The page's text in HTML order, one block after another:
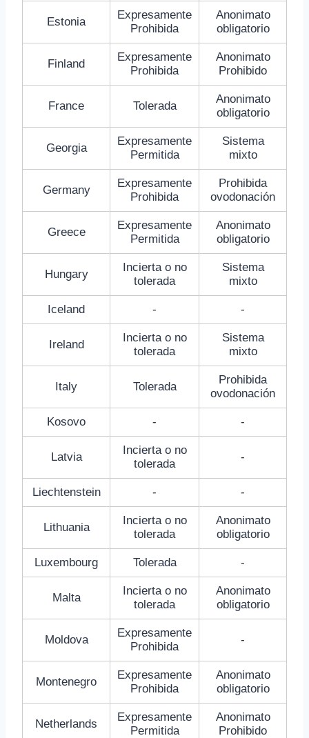
Estonia
Expresamente
Prohibida
Anonimato
obligatorio
Finland
Expresamente
Prohibida
Anonimato
Prohibido
France Tolerada
Anonimato
obligatorio
Georgia
Expresamente
Permitida
Sistema
mixto
Germany
Expresamente
Prohibida
Prohibida
ovodonación
Greece
Expresamente
Permitida
Anonimato
obligatorio
Hungary
Incierta o no
tolerada
Sistema
mixto
Iceland - -
Ireland
Incierta o no
tolerada
Sistema
mixto
Italy Tolerada
Prohibida
ovodonación
Kosovo - -
Latvia
Incierta o no
tolerada
-
Liechtenstein - -
Lithuania
Incierta o no
tolerada
Anonimato
obligatorio
Luxembourg Tolerada -
Malta
Incierta o no
tolerada
Anonimato
obligatorio
Moldova
Expresamente
Prohibida
-
Montenegro
Expresamente
Prohibida
Anonimato
obligatorio
Netherlands
Expresamente
Permitida
Anonimato
Prohibido